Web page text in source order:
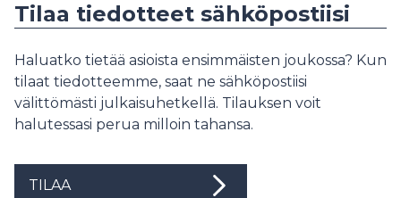
Tilaa tiedotteet sähköpostiisi
Haluatko tietää asioista ensimmäisten joukossa? Kun
tilaat tiedotteemme, saat ne sähköpostiisi
välittömästi julkaisuhetkellä. Tilauksen voit
halutessasi perua milloin tahansa.
TILAA